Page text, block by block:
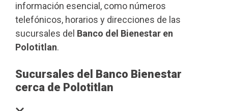
información esencial, como números
telefónicos, horarios y direcciones de las
sucursales del Banco del Bienestar en
Polotitlan.
Sucursales del Banco Bienestar
cerca de Polotitlan